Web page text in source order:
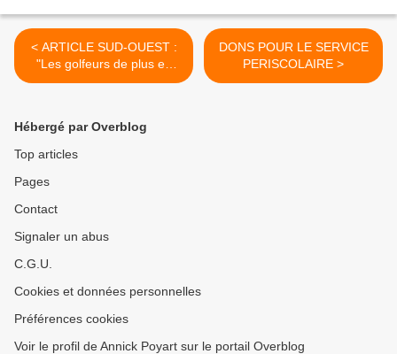
< ARTICLE SUD-OUEST :
"Les golfeurs de plus en
plus généreux"
DONS POUR LE SERVICE
PERISCOLAIRE >
Hébergé par Overblog
Top articles
Pages
Contact
Signaler un abus
C.G.U.
Cookies et données personnelles
Préférences cookies
Voir le profil de Annick Poyart sur le portail Overblog